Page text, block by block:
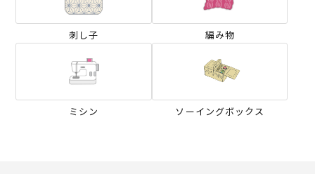
刺し子 編み物
ミシン ソーイングボックス